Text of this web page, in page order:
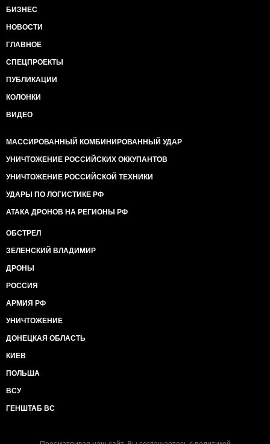
БИЗНЕС
НОВОСТИ
ГЛАВНОЕ
СПЕЦПРОЕКТЫ
ПУБЛИКАЦИИ
КОЛОНКИ
ВИДЕО
МАССИРОВАННЫЙ КОМБИНИРОВАННЫЙ УДАР
УНИЧТОЖЕНИЕ РОССИЙСКИХ ОККУПАНТОВ
УНИЧТОЖЕНИЕ РОССИЙСКОЙ ТЕХНИКИ
УДАРЫ ПО ЛОГИСТИКЕ РФ
АТАКА ДРОНОВ НА РЕГИОНЫ РФ
ОБСТРЕЛ
ЗЕЛЕНСКИЙ ВЛАДИМИР
ДРОНЫ
РОССИЯ
АРМИЯ РФ
УНИЧТОЖЕНИЕ
ДОНЕЦКАЯ ОБЛАСТЬ
КИЕВ
ПОЛЬША
ВСУ
ГЕНШТАБ ВС